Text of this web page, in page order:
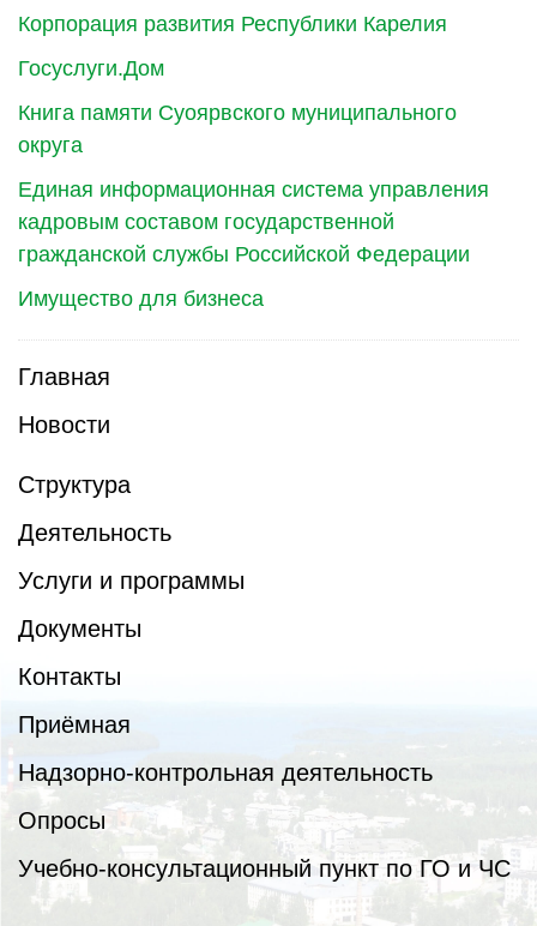
Корпорация развития Республики Карелия
Госуслуги.Дом
Книга памяти Суоярвского муниципального
округа
Единая информационная система управления
кадровым составом государственной
гражданской службы Российской Федерации
Имущество для бизнеса
Главная
Новости
Структура
Деятельность
Услуги и программы
Документы
Контакты
Приёмная
Надзорно-контрольная деятельность
Опросы
Учебно-консультационный пункт по ГО и ЧС